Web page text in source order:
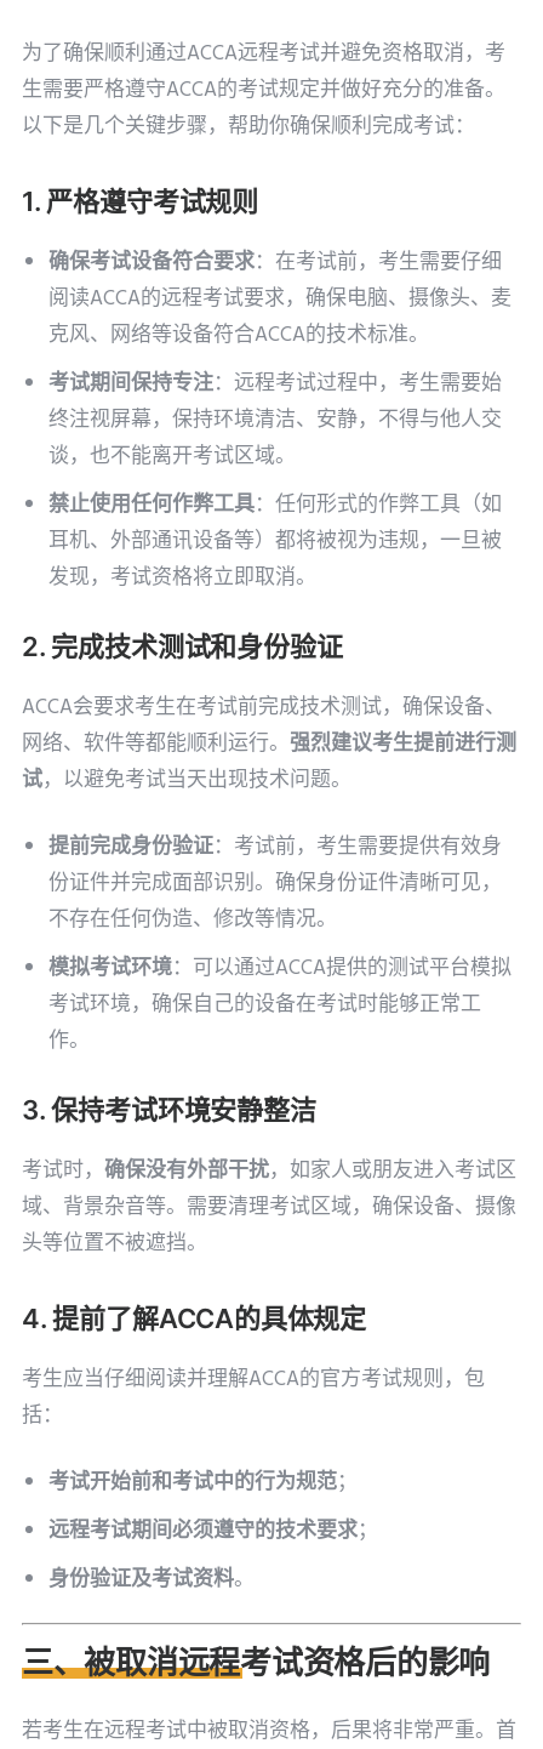
为了确保顺利通过ACCA远程考试并避免资格取消，考
生需要严格遵守ACCA的考试规定并做好充分的准备。
以下是几个关键步骤，帮助你确保顺利完成考试：
1. 严格遵守考试规则
确保考试设备符合要求：在考试前，考生需要仔细
阅读ACCA的远程考试要求，确保电脑、摄像头、麦
克风、网络等设备符合ACCA的技术标准。
考试期间保持专注：远程考试过程中，考生需要始
终注视屏幕，保持环境清洁、安静，不得与他人交
谈，也不能离开考试区域。
禁止使用任何作弊工具：任何形式的作弊工具（如
耳机、外部通讯设备等）都将被视为违规，一旦被
发现，考试资格将立即取消。
2. 完成技术测试和身份验证
ACCA会要求考生在考试前完成技术测试，确保设备、
网络、软件等都能顺利运行。 强烈建议考生提前进行测
试，以避免考试当天出现技术问题。
提前完成身份验证：考试前，考生需要提供有效身
份证件并完成面部识别。确保身份证件清晰可见，
不存在任何伪造、修改等情况。
模拟考试环境：可以通过ACCA提供的测试平台模拟
考试环境，确保自己的设备在考试时能够正常工
作。
3. 保持考试环境安静整洁
考试时， 确保没有外部干扰，如家人或朋友进入考试区
域、背景杂音等。需要清理考试区域，确保设备、摄像
头等位置不被遮挡。
4. 提前了解ACCA的具体规定
考生应当仔细阅读并理解ACCA的官方考试规则，包
括：
考试开始前和考试中的行为规范；
远程考试期间必须遵守的技术要求；
身份验证及考试资料。
三、被取消远程考试资格后的影响
若考生在远程考试中被取消资格，后果将非常严重。首